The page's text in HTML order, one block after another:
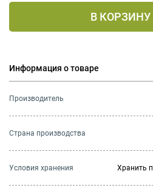
В КОРЗИНУ
Информация о товаре
Производитель
Страна производства
Условия хранения Хранить